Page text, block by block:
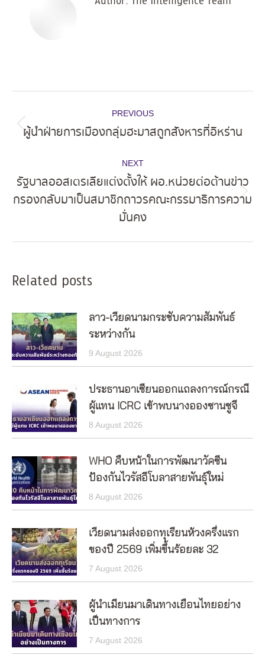
navigation
PREVIOUS
Previous
ผู้นำฝ่ายการเมืองกลุ่มฮะมาสถูกสังหารที่อิหร่าน
NEXT
Next
post:
รัฐบาลออสเตรเลียแต่งตั้งให้ ผอ.หน่วยต่อต้านข่าว
กรองกลับมาเป็นสมาชิกถาวรคณะกรรมาธิการความ
มั่นคง
Related posts
ลาว-เวียดนามกระชับความสัมพันธ์
ระหว่างกัน
9 August 2026
ประธานอาเซียนออกแถลงการณ์กรณี
ผู้แทน ICRC เข้าพบนางอองซานซูจี
8 August 2026
WHO คืบหน้าในการพัฒนาวัคซีน
ป้องกันไวรัสอีโบลาสายพันธุ์ใหม่
8 August 2026
เวียดนามส่งออกทุเรียนห้วงครึ่งแรก
ของปี 2569 เพิ่มขึ้นร้อยละ 32
7 August 2026
ผู้นำเมียนมาเดินทางเยือนไทยอย่าง
เป็นทางการ
7 August 2026